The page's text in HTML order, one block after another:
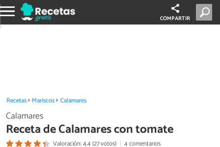
COMPARTIR
Recetas Mariscos Calamares
Calamares
Receta de Calamares con tomate
Valoración: 4.4 (27 votos)
4 comentarios